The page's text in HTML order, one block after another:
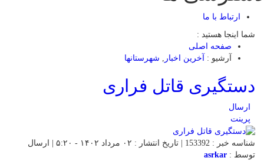
ارتباط با ما
شما اینجا هستید :
صفحه اصلی
آرشیو :
آخرین اخبار شهرستانها
دستگیری قاتل فراری
ارسال
پرینت
شناسه خبر : 153392 | تاریخ انتشار : ۰۲ مرداد ۱۴۰۲ - ۵:۲۰ | ارسال
توسط : asrkar